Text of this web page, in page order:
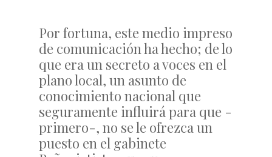
Por fortuna, este medio impreso
de comunicación ha hecho; de lo
que era un secreto a voces en el
plano local, un asunto de
conocimiento nacional que
seguramente influirá para que -
primero-, no se le ofrezca un
puesto en el gabinete